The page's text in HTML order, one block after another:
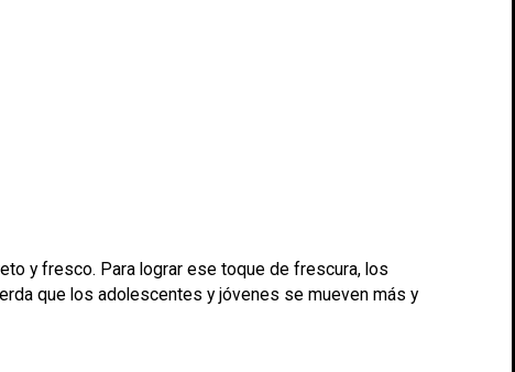
y fresco. Para lograr ese toque de frescura, los
que los adolescentes y jóvenes se mueven más y